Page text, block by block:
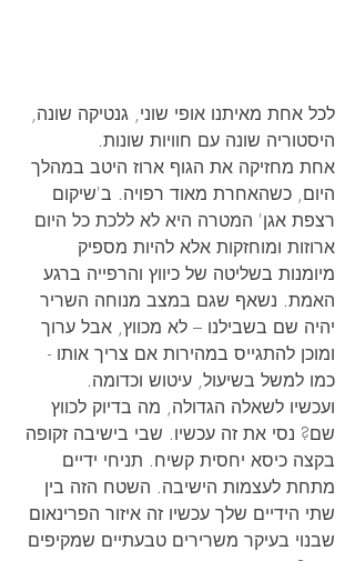
לכל אחת מאיתנו אופי שוני, גנטיקה שונה,
היסטוריה שונה עם חוויות שונות.
אחת מחזיקה את הגוף ארוז היטב במהלך
היום, כשהאחרת מאוד רפויה. ב'שיקום
רצפת אגן' המטרה היא לא ללכת כל היום
ארוזות ומוחזקות אלא להיות מספיק
מיומנות בשליטה של כיווץ והרפייה ברגע
האמת. נשאף שגם במצב מנוחה השריר
יהיה שם בשבילנו – לא מכווץ, אבל ערוך
ומוכן להתגייס במהירות אם צריך אותו -
כמו למשל בשיעול, עיטוש וכדומה.
ועכשיו לשאלה הגדולה, מה בדיוק לכווץ
שם? נסי את זה עכשיו. שבי בישיבה זקופה
בקצה כיסא יחסית קשיח. תניחי ידיים
מתחת לעצמות הישיבה. השטח הזה בין
שתי הידיים שלך עכשיו זה איזור הפרינאום
שבנוי בעיקר משרירים טבעתיים שמקיפים